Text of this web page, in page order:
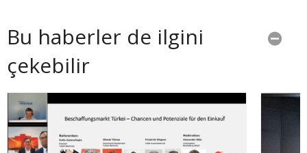
Bu haberler de ilgini
çekebilir